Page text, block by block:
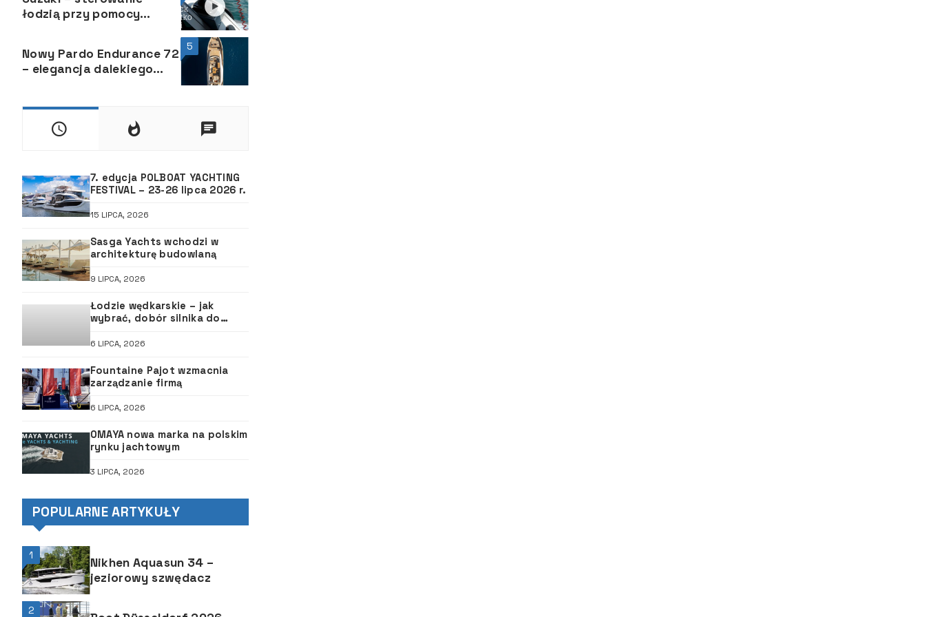
łodzią przy pomocy
5
Nowy Pardo Endurance 72
– elegancja dalekiego
7. edycja POLBOAT YACHTING
FESTIVAL – 23-26 lipca 2026 r.
15 LIPCA, 2026
Sasga Yachts wchodzi w
architekturę budowlaną
9 LIPCA, 2026
Łodzie wędkarskie – jak
wybrać, dobór silnika do
6 LIPCA, 2026
Fountaine Pajot wzmacnia
zarządzanie firmą
6 LIPCA, 2026
OMAYA nowa marka na polskim
rynku jachtowym
3 LIPCA, 2026
POPULARNE ARTYKUŁY
1
Nikhen Aquasun 34 –
jeziorowy szwędacz
2